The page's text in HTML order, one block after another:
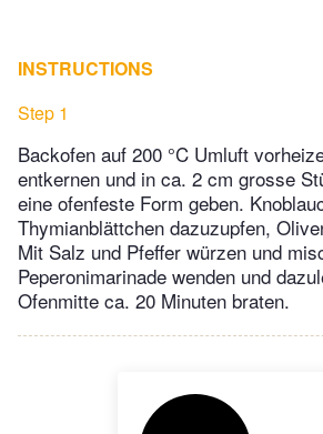
INSTRUCTIONS
Step 1
Backofen auf 200 °C Umluft
entkernen und in ca. 2 cm grosse
eine ofenfeste Form geben.
Thymianblättchen dazuzupfen,
Mit Salz und Pfeffer würzen und
Peperonimarinade wenden und
Ofenmitte ca. 20 Minuten braten.